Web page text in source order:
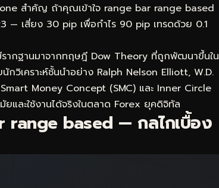
สำคัญ ถ้าคุณเข้าใจ range bar range based
— เสี่ยง 30 pip เพื่อกำไร 90 pip เทรดด้วย 0.1
ากฐานมาจากทฤษฎี Dow Theory ที่ถูกพัฒนาขึ้นใน
เคราะห์ชั้นนำอย่าง Ralph Nelson Elliott, W.D.
Money Concept (SMC) และ Inner Circle
และใช้งานได้จริงในตลาด Forex ยุคดิจิทัล
range based — กลไกเบื้อง